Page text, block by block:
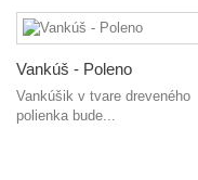
Vankúš - Poleno
Vankúšik v tvare dreveného
polienka bude...